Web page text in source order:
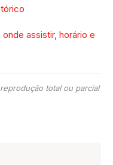
assistir, horário e
total ou parcial